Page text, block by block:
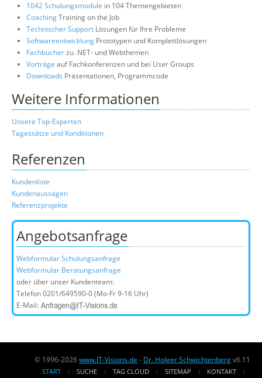
1042 Schulungsmodule in 104 Themengebieten
CoachingTraining on the Job
Technischer Support Lösungen für Ihre Probleme
Softwareentwicklung Prototypen und Komplettlösungen
Fachbücherzu .NET- und Webthemen
Vorträge auf Fachkonferenzen und bei User Groups
Downloads Präsentationen, Programmcode
Weitere Informationen
Unsere Top-Experten
Tagessätze und Konditionen
Referenzen
Kundenliste
Kundenaussagen
Referenzprojekte
Angebotsanfrage
Webformular Schulungsanfrage
Webformular Beratungsanfrage
oder über unser Kundenteam:
Telefon0201/649590-0(Mo-Fr 9-16 Uhr)
E-Mail:
© 1996-2026www.IT-Visions.de - Dr. Holger Schwichtenbergv6.11
START SUCHE TAG CLOUD SITEMAP
KONTAKT